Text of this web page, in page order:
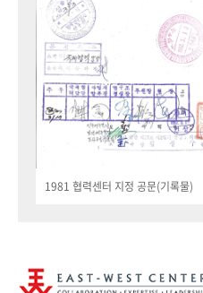
1981 협력센터 지정 공문(기록물)